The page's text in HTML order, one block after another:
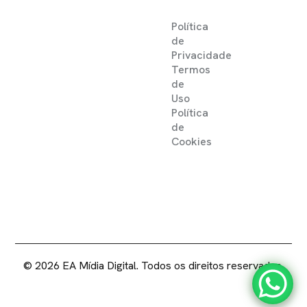
Política
de
Privacidade
Termos
de
Uso
Política
de
Cookies
© 2026 EA Mídia Digital. Todos os direitos reservados.